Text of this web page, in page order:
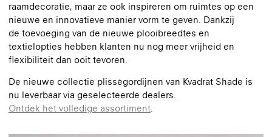
raamdecoratie, maar ze ook inspireren om ruimtes op een
nieuwe en innovatieve manier vorm te geven. Dankzij
de toevoeging van de nieuwe plooibreedtes en
textielopties hebben klanten nu nog meer vrijheid en
flexibiliteit dan ooit tevoren.
De nieuwe collectie plisségordijnen van Kvadrat Shade is
nu leverbaar via geselecteerde dealers.
Ontdek het volledige assortiment